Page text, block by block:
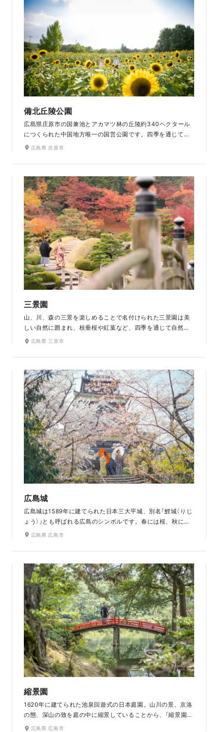
備北丘陵公園
広島県庄原市の国兼池とアカマツ林の丘陵約340ヘクタール
につくられた中国地方唯一の国営公園です。四季を通じて、
美しい色とりどりの花々が楽しめます。花畑の中での撮影
きる広大な敷地には、豪農の家を再現した古民家もあり、室
内での撮影もできます。和装・洋装どちらの撮影もおすすめ
です。
広島県 庄原市
三景園
山、川、森の三景を楽しめることで名付けられた三景園は美
しい自然に囲まれ、枝垂桜や紅葉など、四季を通じて自然を
楽しむことができます。木々の緑と大海の青、紅葉と錦鯉の
す。築山池泉回遊式の日本庭園には太鼓橋や石畳など和装が
映えるスポットがたくさんあります。とても広い敷地なの
で、奥行きのある写真が撮れます。お茶室のでの撮影もおす
すめです。
広島県 三原市
広島城
広島城は1589年に建てられた日本三大平城、別名「鯉城（りじ
ょう）」とも呼ばれる広島のシンボルです。春には桜、秋には
紅葉と四季折々に姿を変える美しさが魅力。広島の歴史と風
く、洋装ともマッチします。ペット撮影可なので、愛犬との
写真も残せます。ラヴィファクトリー広島店から車で10分と
アクセスの良さも魅力です。
広島県 広島市
縮景園
1620年に建てられた池泉回遊式の日本庭園。山川の景、京洛
の態、深山の致を庭の中に縮景していることから、「縮景園」
と名付けられました。広島市内の中心部に位置しながら、
広島県 広島市